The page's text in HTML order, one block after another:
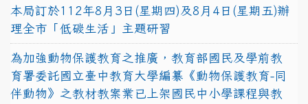
本局訂於112年8月3日(星期四)及8月4日(星期五)辦
理全市「低碳生活」主題研習
為加強動物保護教育之推廣，教育部國民及學前教
育署委託國立臺中教育大學編纂《動物保護教育-同
伴動物》之教材教案業已上架國民中小學課程與教